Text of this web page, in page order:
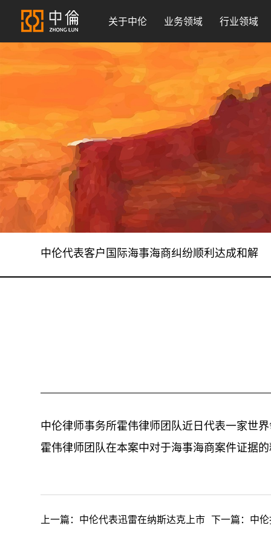
关于中伦 业务领域 行业领域
中伦代表客户国际海事海商纠纷顺利达成和解
中伦律师事务所霍伟律师团队近日代表一家世
霍伟律师团队在本案中对于海事海商案件证据
上一篇： 中伦代表迅雷在纳斯达克上市 下一篇： 中